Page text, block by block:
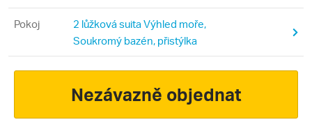
Pokoj
2 lůžková suita Výhled moře,
Soukromý bazén, přistýlka
Nezávazně objednat